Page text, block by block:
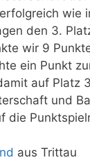
wie
den 3.
wir 9
ein Punkt
auf Platz
und
die
aus Trittau